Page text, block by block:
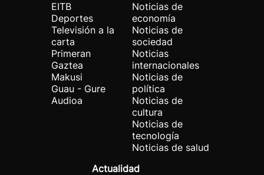
EITB
Deportes
Televisión a la
carta
Primeran
Gaztea
Makusi
Guau - Gure
Audioa
Noticias de
economía
Noticias de
sociedad
Noticias
internacionales
Noticias de
política
Noticias de
cultura
Noticias de
tecnología
Noticias de salud
Actualidad